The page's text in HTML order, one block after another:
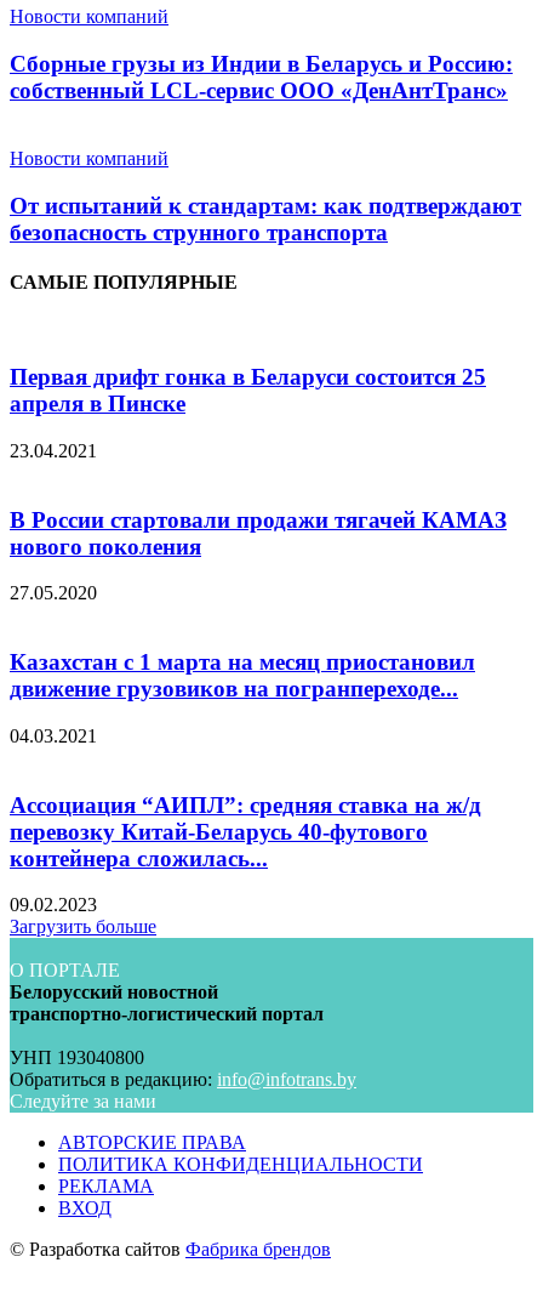
Новости компаний
Сборные грузы из Индии в Беларусь и Россию:
собственный LCL-сервис ООО «ДенАнтТранс»
Новости компаний
От испытаний к стандартам: как подтверждают
безопасность струнного транспорта
САМЫЕ ПОПУЛЯРНЫЕ
Первая дрифт гонка в Беларуси состоится 25
апреля в Пинске
23.04.2021
В России стартовали продажи тягачей КАМАЗ
нового поколения
27.05.2020
Казахстан с 1 марта на месяц приостановил
движение грузовиков на погранпереходе...
04.03.2021
Ассоциация “АИПЛ”: средняя ставка на ж/д
перевозку Китай-Беларусь 40-футового
контейнера сложилась...
09.02.2023
Загрузить больше
О ПОРТАЛЕ
Белорусский новостной
транспортно-логистический портал
УНП 193040800
Обратиться в редакцию: info@infotrans.bу
Следуйте за нами
АВТОРСКИЕ ПРАВА
ПОЛИТИКА КОНФИДЕНЦИАЛЬНОСТИ
РЕКЛАМА
ВХОД
© Разработка сайтов Фабрика брендов